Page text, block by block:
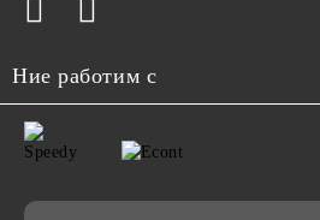
Ние работим с